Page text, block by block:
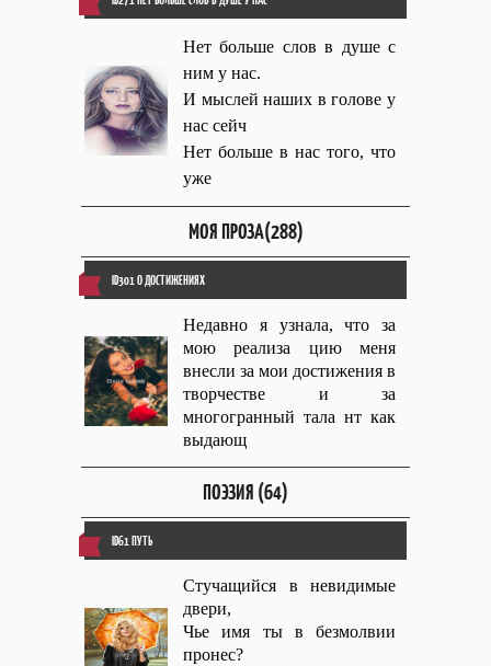
Нет больше слов в душе с
ним у нас.
И мыслей наших в голове у
нас сейч
Нет больше в нас того, что
уже
МОЯ ПРОЗА(288)
ID301 О ДОСТИЖЕНИЯХ
Недавно я узнала, что за
мою реализа цию меня
внесли за мои достижения в
творчестве и за
многогранный тала нт как
выдающ
ПОЭЗИЯ (64)
ID61 ПУТЬ
Стучащийся в невидимые
двери,
Чье имя ты в безмолвии
пронес?